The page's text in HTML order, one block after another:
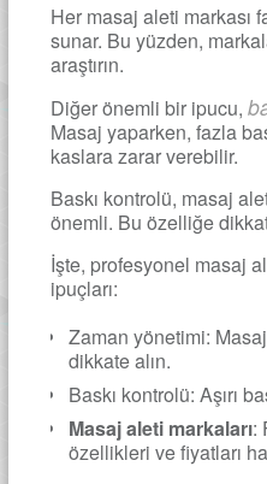
Her masaj aleti markası
sunar. Bu yüzden,
araştırın.
Diğer önemli bir ipucu,
Masaj yaparken, fazla
kaslara zarar verebilir.
Baskı kontrolü, masaj
önemli. Bu özelliğe
İşte, profesyonel masaj
ipuçları:
Zaman yönetimi:
dikkate alın.
Baskı kontrolü: Aşırı
Masaj aleti markaları:
özellikleri ve fiyatları